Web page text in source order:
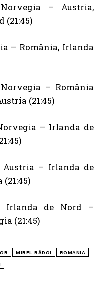
– Austria,
(21:45)
– România, Irlanda
– România
(21:45)
– Irlanda de
Austria – Irlanda de
Irlanda de Nord –
(21:45)
MIREL RĂDOI ROMANIA